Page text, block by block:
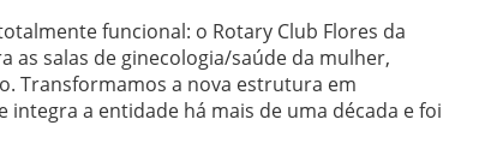
funcional: o Rotary Club Flores da
salas de ginecologia/saúde da mulher,
Transformamos a nova estrutura em
a entidade há mais de uma década e foi